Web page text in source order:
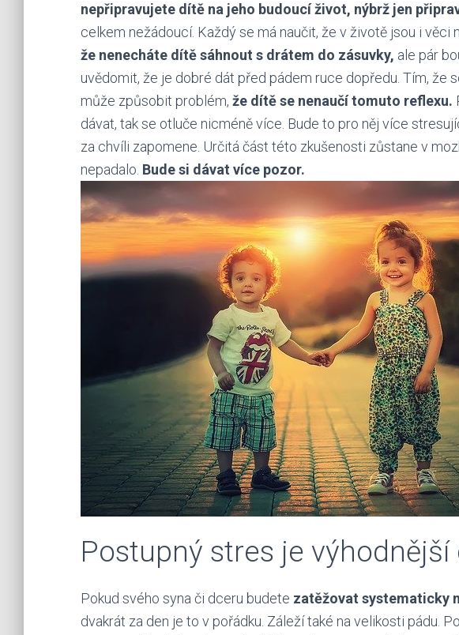
nepřipravujete dítě na jeho budoucí život, nýbrž jen
celkem nežádoucí. Každý se má naučit, že v životě jsou i věci
že nenecháte dítě sáhnout s drátem do zásuvky, ale pár
uvědomit, že je dobré dát před pádem ruce dopředu. Tím, že
může způsobit problém, že dítě se nenaučí tomuto reflexu.
dávat, tak se otluče nicméně více. Bude to pro něj více
za chvíli zapomene. Určitá část této zkušenosti zůstane v
nepadalo. Bude si dávat více pozor.
Postupný stres je výhodnější
Pokud svého syna či dceru budete zatěžovat systematicky
dvakrát za den je to v pořádku. Záleží také na velikosti pádu.